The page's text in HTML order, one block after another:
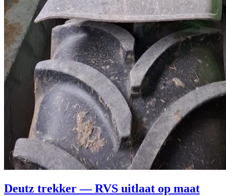
Deutz trekker — RVS uitlaat op maat